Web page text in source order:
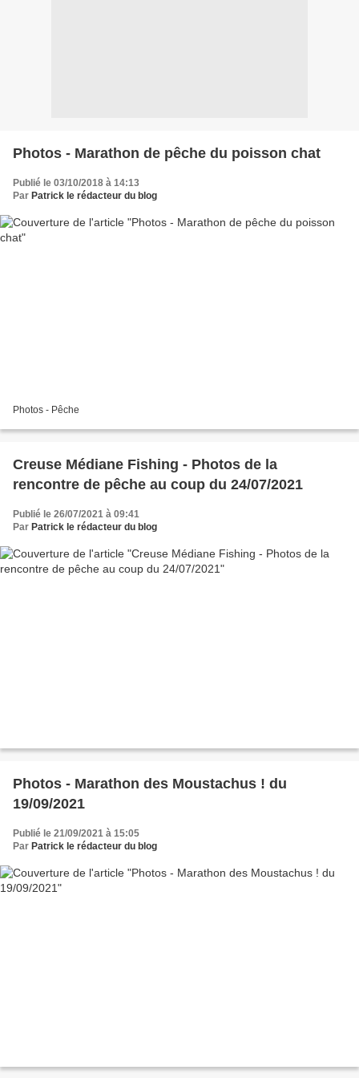
Photos - Marathon de pêche du poisson chat
Publié le 03/10/2018 à 14:13
Par Patrick le rédacteur du blog
Photos - Pêche
Creuse Médiane Fishing - Photos de la
rencontre de pêche au coup du 24/07/2021
Publié le 26/07/2021 à 09:41
Par Patrick le rédacteur du blog
Photos - Marathon des Moustachus ! du
19/09/2021
Publié le 21/09/2021 à 15:05
Par Patrick le rédacteur du blog